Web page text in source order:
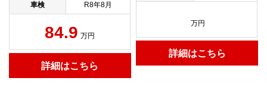
車検 R8年8月
84.9 万円
詳細はこちら
万円
詳細はこちら